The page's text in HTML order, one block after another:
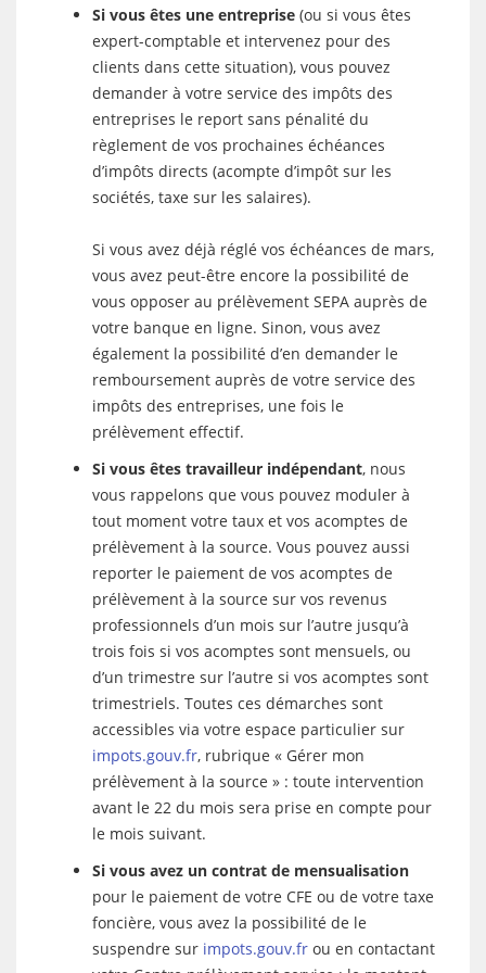
Si vous êtes une entreprise (ou si vous êtes
expert-comptable et intervenez pour des
clients dans cette situation), vous pouvez
demander à votre service des impôts des
entreprises le report sans pénalité du
règlement de vos prochaines échéances
d’impôts directs (acompte d’impôt sur les
sociétés, taxe sur les salaires).
Si vous avez déjà réglé vos échéances de mars,
vous avez peut-être encore la possibilité de
vous opposer au prélèvement SEPA auprès de
votre banque en ligne. Sinon, vous avez
également la possibilité d’en demander le
remboursement auprès de votre service des
impôts des entreprises, une fois le
prélèvement effectif.
Si vous êtes travailleur indépendant, nous
vous rappelons que vous pouvez moduler à
tout moment votre taux et vos acomptes de
prélèvement à la source. Vous pouvez aussi
reporter le paiement de vos acomptes de
prélèvement à la source sur vos revenus
professionnels d’un mois sur l’autre jusqu’à
trois fois si vos acomptes sont mensuels, ou
d’un trimestre sur l’autre si vos acomptes sont
trimestriels. Toutes ces démarches sont
accessibles via votre espace particulier sur
impots.gouv.fr, rubrique « Gérer mon
prélèvement à la source » : toute intervention
avant le 22 du mois sera prise en compte pour
le mois suivant.
Si vous avez un contrat de mensualisation
pour le paiement de votre CFE ou de votre taxe
foncière, vous avez la possibilité de le
suspendre sur impots.gouv.fr ou en contactant